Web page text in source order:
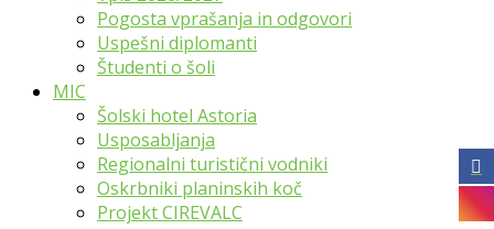
Pogosta vprašanja in odgovori
Uspešni diplomanti
Študenti o šoli
MIC
Šolski hotel Astoria
Usposabljanja
Regionalni turistični vodniki
Oskrbniki planinskih koč
Projekt CIREVALC